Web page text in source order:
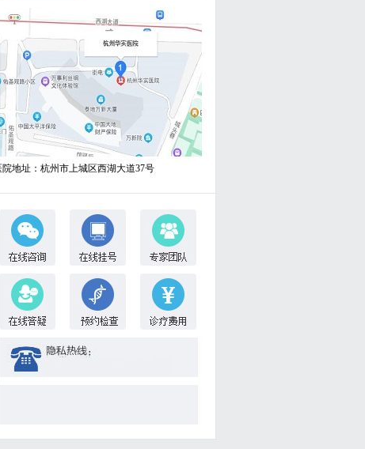
院地址：杭州市上城区西湖大道37号